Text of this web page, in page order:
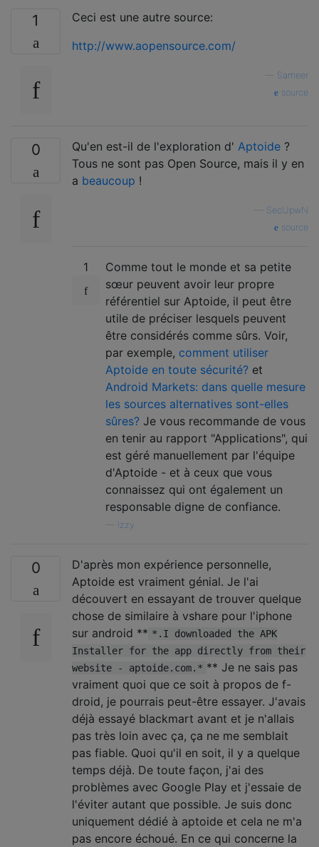
1
Ceci est une autre source:
http://www.aopensource.com/
Sameer
source
0 Qu'en est-il de l'exploration d' Aptoide ?
Tous ne sont pas Open Source, mais il y en
a beaucoup !
SecUpwN
source
1
Comme tout le monde et sa petite
sœur peuvent avoir leur propre
référentiel sur Aptoide, il peut être
utile de préciser lesquels peuvent
être considérés comme sûrs. Voir,
par exemple, comment utiliser
Aptoide en toute sécurité? et
Android Markets: dans quelle mesure
les sources alternatives sont-elles
sûres? Je vous recommande de vous
en tenir au rapport "Applications", qui
est géré manuellement par l'équipe
d'Aptoide - et à ceux que vous
connaissez qui ont également un
responsable digne de confiance.
Izzy
0
D'après mon expérience personnelle,
Aptoide est vraiment génial. Je l'ai
découvert en essayant de trouver quelque
chose de similaire à vshare pour l'iphone
sur android ** *.I downloaded the APK
Installer for the app directly from their
website - aptoide.com.* ** Je ne sais pas
vraiment quoi que ce soit à propos de f-
droid, je pourrais peut-être essayer. J'avais
déjà essayé blackmart avant et je n'allais
pas très loin avec ça, ça ne me semblait
pas fiable. Quoi qu'il en soit, il y a quelque
temps déjà. De toute façon, j'ai des
problèmes avec Google Play et j'essaie de
l'éviter autant que possible. Je suis donc
uniquement dédié à aptoide et cela ne m'a
pas encore échoué. En ce qui concerne la